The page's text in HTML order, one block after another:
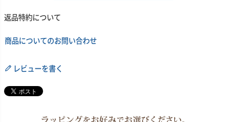
返品特約について
商品についてのお問い合わせ
レビューを書く